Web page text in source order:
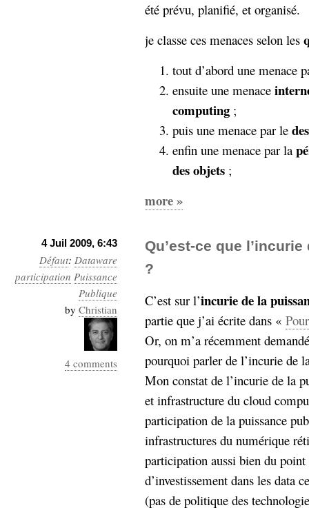
été prévu, planifié, et organisé.
je classe ces menaces selon les
tout d’abord une menace
ensuite une menace
computing ;
puis une menace par le
enfin une menace par la
des objets ;
more »
4 Juil 2009, 6:43
Défaut: Dataware
participation Puissance
Publique
by Christian
4 comments
Qu’est-ce que
?
C’est sur l’incurie de la
partie que j’ai écrite dans «
Or, on m’a récemment
pourquoi parler de l’incurie de
Mon constat de l’incurie de la
et infrastructure du cloud
participation de la puissance
infrastructures du numérique
participation aussi bien du
d’investissement dans les data
(pas de politique des